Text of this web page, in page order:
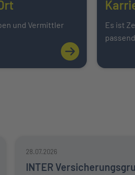
und Vermittler
Mehr über Ihr
Es ist
28.07.2026
INTER